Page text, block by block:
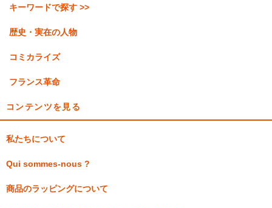
キーワードで探す >>
歴史・実在の人物
コミカライズ
フランス革命
コンテンツを見る
私たちについて
Qui sommes-nous ?
商品のラッピングについて